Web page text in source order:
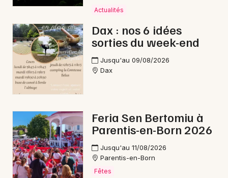
Actualités
Dax : nos 6 idées
sorties du week-end
Jusqu'au 09/08/2026
Dax
Feria Sen Bertomiu à
Parentis-en-Born 2026
Jusqu'au 11/08/2026
Parentis-en-Born
Fêtes